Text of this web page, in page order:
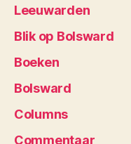
Leeuwarden
Blik op Bolsward
Boeken
Bolsward
Columns
Commentaar